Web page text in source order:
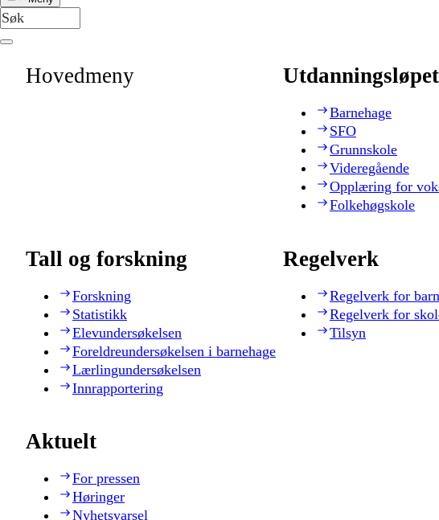
Hovedmeny Utdanningsløpet
Barnehage
SFO
Grunnskole
Videregående
Opplæring for
Folkehøgskole
Tall og forskning
Forskning
Statistikk
Elevundersøkelsen
Foreldreundersøkelsen i barnehage
Lærlingundersøkelsen
Innrapportering
Regelverk
Regelverk for
Regelverk for
Tilsyn
Aktuelt
For pressen
Høringer
Nyhetsvarsel